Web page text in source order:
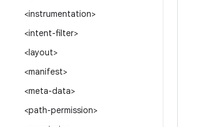
<instrumentation>
<intent-filter>
<layout>
<manifest>
<meta-data>
<path-permission>